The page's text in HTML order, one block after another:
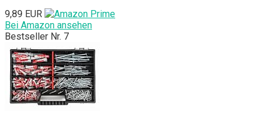
9,89 EUR
Bei Amazon ansehen
Bestseller Nr. 7